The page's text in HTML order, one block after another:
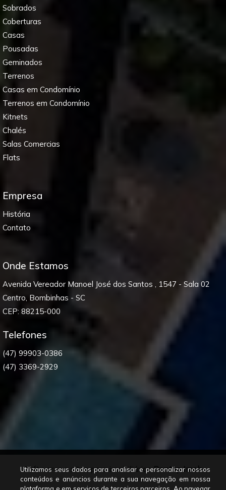
Sobrados
Coberturas
Casas
Pousadas
Geminados
Terrenos
Casas em Condomínio
Terrenos em Condomínio
Kitnets
Chalés
Salas Comercias
Flats
Empresa
História
Contato
Onde Estamos
Avenida Vereador Manoel José dos Santos , 1547 - Sala 02
Centro, Bombinhas - SC
CEP: 88215-000
Telefones
(47) 99903-0386
(47) 3369-2929
Softwares e sites para imobiliáriasRentup Imob
Utilizamos seus dados para analisar e personalizar nossos
conteúdos e anúncios durante a sua navegação em nossa